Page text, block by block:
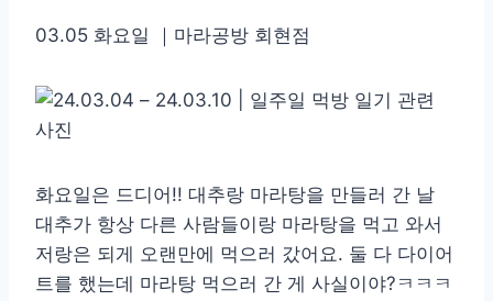
03.05 화요일 ｜마라공방 회현점
화요일은 드디어!! 대추랑 마라탕을 만들러 간 날
대추가 항상 다른 사람들이랑 마라탕을 먹고 와서
저랑은 되게 오랜만에 먹으러 갔어요. 둘 다 다이어
트를 했는데 마라탕 먹으러 간 게 사실이야?ㅋㅋㅋ